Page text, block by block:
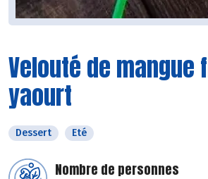
Velouté de mangue
yaourt
Dessert Eté
Nombre de personnes